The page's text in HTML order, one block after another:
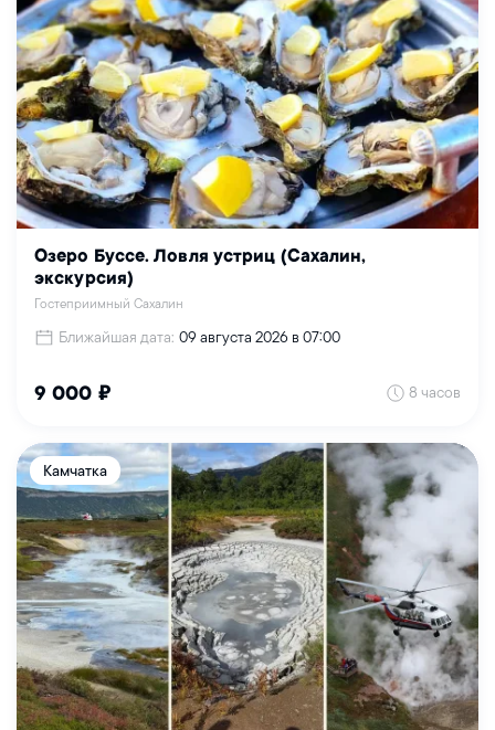
Озеро Буссе. Ловля устриц (Сахалин,
экскурсия)
Гостеприимный Сахалин
Ближайшая дата: 09 августа 2026 в 07:00
9 000 ₽ 8 часов
Камчатка